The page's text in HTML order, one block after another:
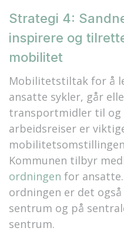
Strategi 4:
inspirere og
mobilitet
Mobilitetstiltak for å
ansatte sykler, går
transportmidler til og
arbeidsreiser er
Kommunen tilbyr
ordningen for
ordningen er det
sentrum og på
sentrum.